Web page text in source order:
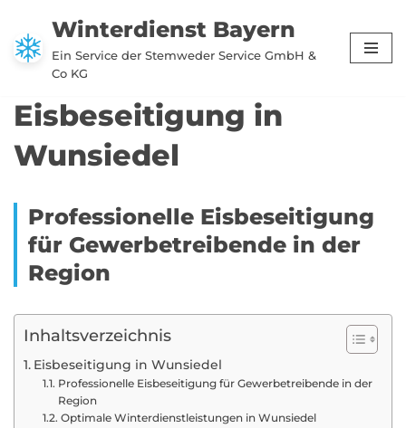
Zum
Inhalt
Winterdienst Bayern
Ein Service der Stemweder Service GmbH &
Co KG
Eisbeseitigung in
Wunsiedel
Professionelle Eisbeseitigung
für Gewerbetreibende in der
Region
Inhaltsverzeichnis
Eisbeseitigung in Wunsiedel
Professionelle Eisbeseitigung für Gewerbetreibende in der
Region
Optimale Winterdienstleistungen in Wunsiedel